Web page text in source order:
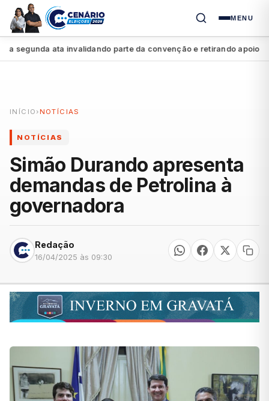
MENU
ata invalidando parte da convenção e retirando apoio a
INÍCIO › NOTÍCIAS
NOTÍCIAS
Simão Durando apresenta
demandas de Petrolina à
governadora
Redação
16/04/2025 às 09:30